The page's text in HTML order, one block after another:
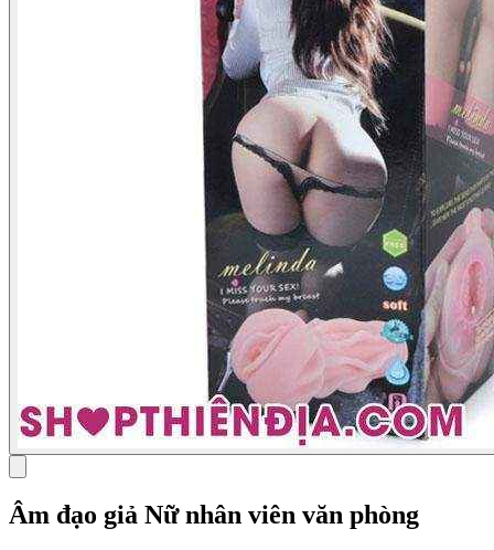
Âm đạo giả Nữ nhân viên văn phòng